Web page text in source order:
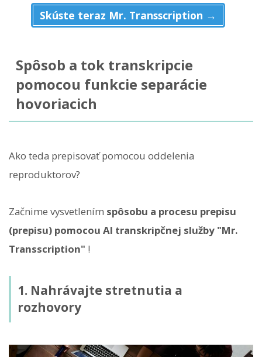
Skúste teraz Mr. Transscription →
Spôsob a tok transkripcie
pomocou funkcie separácie
hovoriacich
Ako teda prepisovať pomocou oddelenia
reproduktorov?
Začnime vysvetlením spôsobu a procesu prepisu
(prepisu) pomocou AI ​​transkripčnej služby "Mr.
Transscription" !
1. Nahrávajte stretnutia a
rozhovory